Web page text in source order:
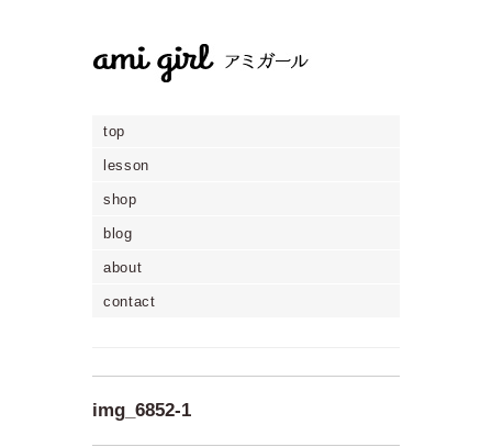
top
lesson
shop
blog
about
contact
img_6852-1